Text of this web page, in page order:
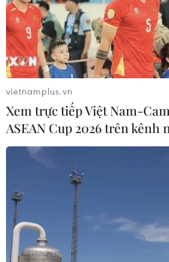
Syria: Lại giao tranh ác
với Iraq
11/04/2014 04:41
Kênh truyền hình Arab al-
giao tranh đã nổ ra giữa các nhóm
Đông Syria, gần biên giới với Iraq.
vietnamplus.vn
Xem trực tiếp Việt Nam-
ASEAN Cup 2026 trên kênh